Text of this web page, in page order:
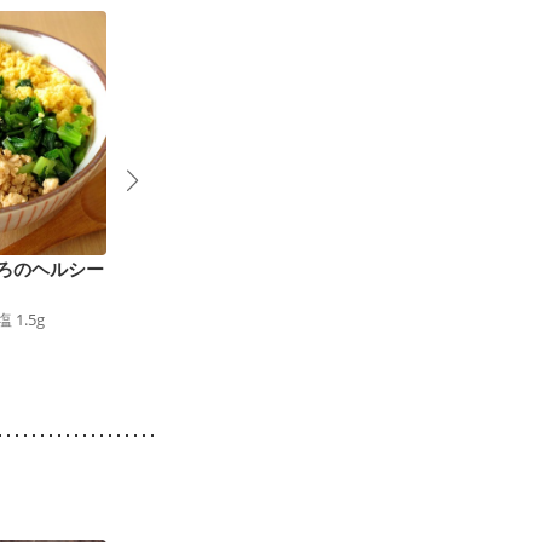
のヘルシー
1.5g